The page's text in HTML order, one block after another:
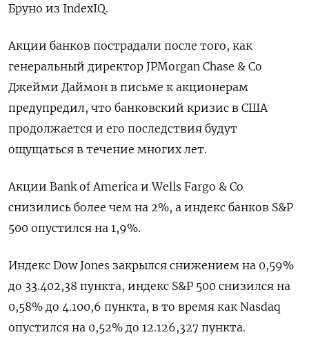
Бруно из IndexIQ.
Акции банков пострадали после того, как
генеральный директор JPMorgan Chase & Co
Джейми Даймон в письме к акционерам
предупредил, что банковский кризис в США
продолжается и его последствия будут
ощущаться в течение многих лет.
Акции Bank of America и Wells Fargo & Co
снизились более чем на 2%, а индекс банков S&P
500 опустился на 1,9%.
Индекс Dow Jones закрылся снижением на 0,59%
до 33.402,38 пункта, индекс S&P 500 снизился на
0,58% до 4.100,6 пункта​, в то время как ​Nasdaq
опустился на 0,52% до 12.126,327 пункта​.